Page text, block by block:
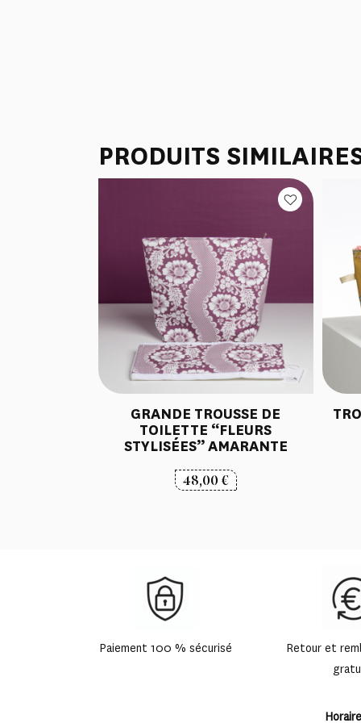
PRODUITS
GRANDE TROUSSE DE
TOILETTE “FLEURS
STYLISÉES” AMARANTE
48,00€
Paiement 100 % sécurisé
Retour et